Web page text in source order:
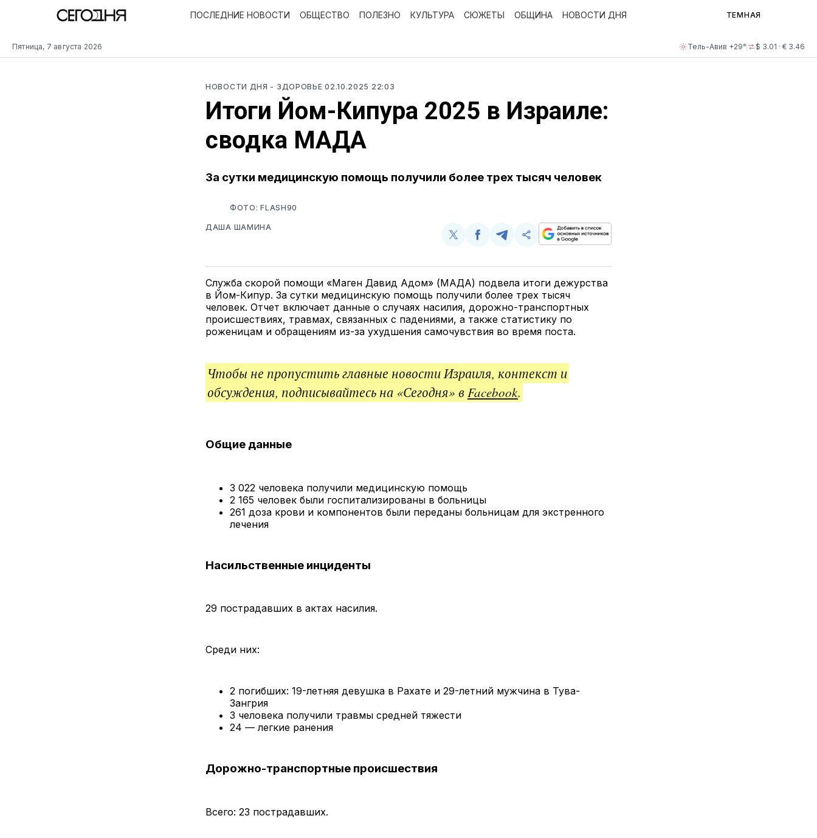
Пятница, 7 августа 2026 Тель-Авив +29° $ 3.01 · € 3.46
ПОСЛЕДНИЕ НОВОСТИ ОБЩЕСТВО ПОЛЕЗНО КУЛЬТУРА СЮЖЕТЫ ОБЩИНА НОВОСТИ ДНЯ ТЕМНАЯ
НОВОСТИ ДНЯ - ЗДОРОВЬЕ02.10.2025 22:03
Итоги Йом-Кипура 2025 в Израиле:
сводка МАДА
За сутки медицинскую помощь получили более трех тысяч человек
ФОТО: FLASH90
ДАША ШАМИНА
Поделиться
Twitter
Поделиться
Facebook
Поделиться
Telegram
Скопируйте
поделитесь
Служба скорой помощи «Маген Давид Адом» (МАДА) подвела итоги дежурства
в Йом-Кипур. За сутки медицинскую помощь получили более трех тысяч
человек. Отчет включает данные о случаях насилия, дорожно-транспортных
происшествиях, травмах, связанных с падениями, а также статистику по
роженицам и обращениям из-за ухудшения самочувствия во время поста.
Чтобы не пропустить главные новости Израиля, контекст и
обсуждения, подписывайтесь на «Сегодня» вFacebook.
Общие данные
3 022 человека получили медицинскую помощь
2 165 человек были госпитализированы в больницы
261 доза крови и компонентов были переданы больницам для экстренного
лечения
Насильственные инциденты
29 пострадавших в актах насилия.
Среди них:
2 погибших: 19-летняя девушка в Рахате и 29-летний мужчина в Тува-
Зангрия
3 человека получили травмы средней тяжести
24 — легкие ранения
Дорожно-транспортные происшествия
Всего: 23 пострадавших.